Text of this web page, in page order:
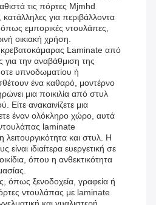
τις πόρτες Mjmhd
για περιβάλλοντα
εμπορικές ντουλάπες,
οικιακή χρήση.
Laminate από
για την αναβάθμιση της
υπνοδωματίου ή
ένα καθαρό, μοντέρνο
μια ποικιλία από στυλ
Είτε ανακαινίζετε μια
έναν ολόκληρο χώρο, αυτά
laminate
και στυλ. Η
ιδιαίτερα ευεργετική σε
όπου η ανθεκτικότητα
όπως ξενοδοχεία, γραφεία ή
ντουλάπας με laminate